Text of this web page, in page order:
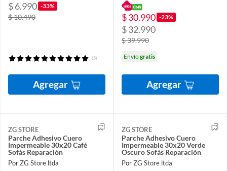
$ 6.990 -33%
$ 10.490
(5)
Agregar
$ 30.990 -23%
$ 32.990
$ 39.990
Envíogratis
Agregar
ZG STORE
Parche Adhesivo Cuero
Impermeable 30x20 Café
Sofás Reparación
Por ZG Store ltda
ZG STORE
Parche Adhesivo Cuero
Impermeable 30x20 Verde
Oscuro Sofás Reparación
Por ZG Store ltda